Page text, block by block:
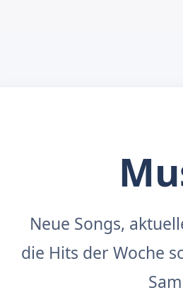
Neue Songs,
die Hits der Woche